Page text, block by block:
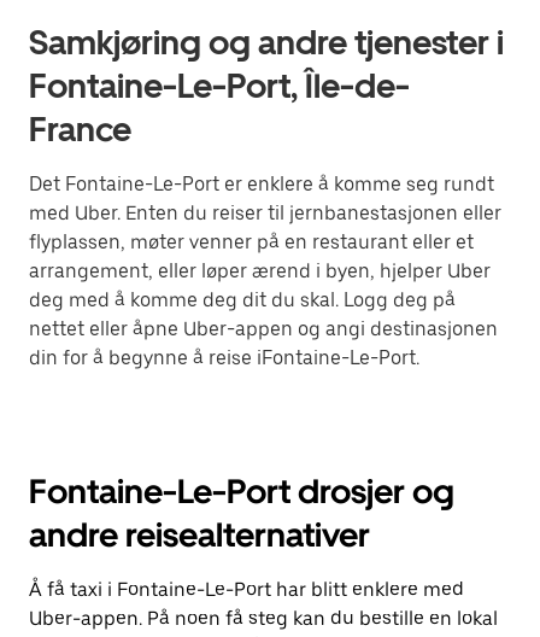
Samkjøring og andre tjenester i
Fontaine-Le-Port, Île-de-
France
Det Fontaine-Le-Port er enklere å komme seg rundt
med Uber. Enten du reiser til jernbanestasjonen eller
flyplassen, møter venner på en restaurant eller et
arrangement, eller løper ærend i byen, hjelper Uber
deg med å komme deg dit du skal. Logg deg på
nettet eller åpne Uber-appen og angi destinasjonen
din for å begynne å reise iFontaine-Le-Port.
Fontaine-Le-Port drosjer og
andre reisealternativer
Å få taxi i Fontaine-Le-Port har blitt enklere med
Uber-appen. På noen få steg kan du bestille en lokal